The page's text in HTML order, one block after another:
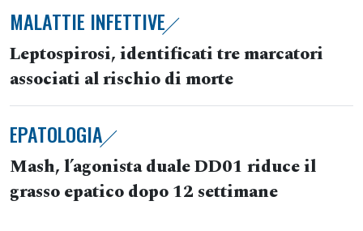
MALATTIE INFETTIVE
Leptospirosi, identificati tre marcatori
associati al rischio di morte
EPATOLOGIA
Mash, l’agonista duale DD01 riduce il
grasso epatico dopo 12 settimane